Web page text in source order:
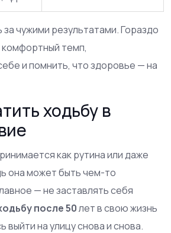
чужими результатами. Гораздо
темп,
и помнить, что здоровье — на
ходьбу в
как рутина или даже
она может быть чем-то
— не заставлять себя
после 50лет в свою жизнь
выйти на улицу снова и снова.